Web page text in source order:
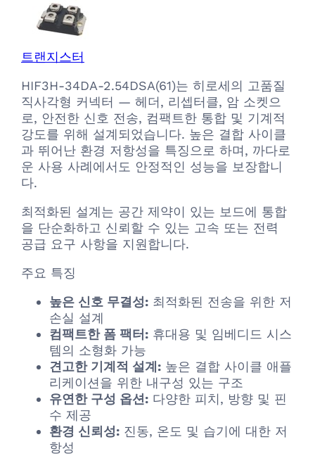
트랜지스터
HIF3H-34DA-2.54DSA(61)는 히로세의 고품질
직사각형 커넥터 — 헤더, 리셉터클, 암 소켓으
로, 안전한 신호 전송, 컴팩트한 통합 및 기계적
강도를 위해 설계되었습니다. 높은 결합 사이클
과 뛰어난 환경 저항성을 특징으로 하며, 까다로
운 사용 사례에서도 안정적인 성능을 보장합니
다.
최적화된 설계는 공간 제약이 있는 보드에 통합
을 단순화하고 신뢰할 수 있는 고속 또는 전력
공급 요구 사항을 지원합니다.
주요 특징
높은 신호 무결성: 최적화된 전송을 위한 저
손실 설계
컴팩트한 폼 팩터: 휴대용 및 임베디드 시스
템의 소형화 가능
견고한 기계적 설계: 높은 결합 사이클 애플
리케이션을 위한 내구성 있는 구조
유연한 구성 옵션: 다양한 피치, 방향 및 핀
수 제공
환경 신뢰성: 진동, 온도 및 습기에 대한 저
항성